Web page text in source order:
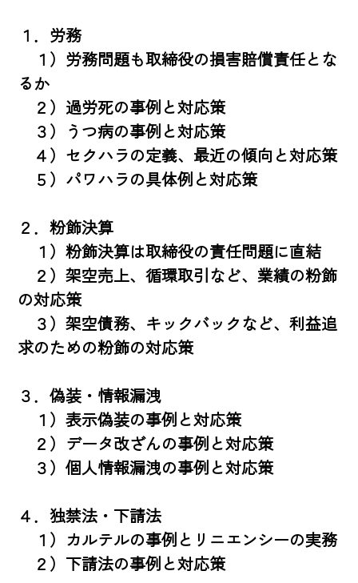
１．労務
１）労務問題も取締役の損害賠償責任とな
るか
２）過労死の事例と対応策
３）うつ病の事例と対応策
４）セクハラの定義、最近の傾向と対応策
５）パワハラの具体例と対応策
２．粉飾決算
１）粉飾決算は取締役の責任問題に直結
２）架空売上、循環取引など、業績の粉飾
の対応策
３）架空債務、キックバックなど、利益追
求のための粉飾の対応策
３．偽装・情報漏洩
１）表示偽装の事例と対応策
２）データ改ざんの事例と対応策
３）個人情報漏洩の事例と対応策
４．独禁法・下請法
１）カルテルの事例とリニエンシーの実務
２）下請法の事例と対応策